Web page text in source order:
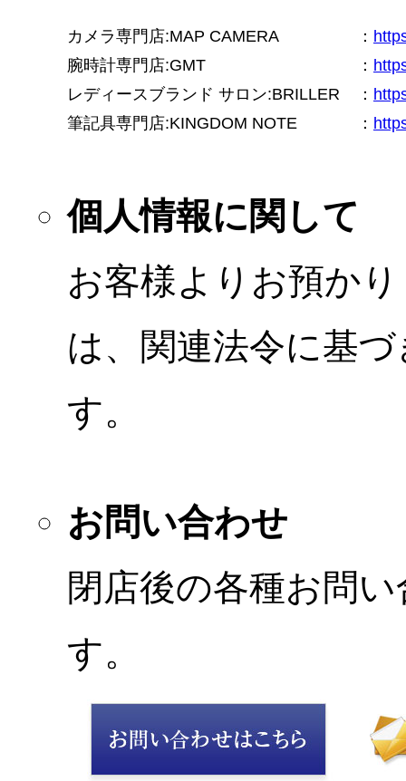
カメラ専門店:MAP CAMERA ：
腕時計専門店:GMT
：
レディースブランド サロン:BRILLER
：
筆記具専門店:KINGDOM NOTE
：
個人情報に関して
お客様よりお預か
は、関連法令に基
す。
お問い合わせ
閉店後の各種お問
す。